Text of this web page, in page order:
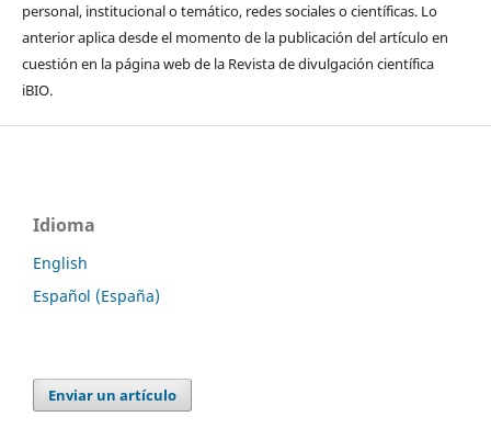
personal, institucional o temático, redes sociales o científicas. Lo
anterior aplica desde el momento de la publicación del artículo en
cuestión en la página web de la Revista de divulgación científica
iBIO.
Idioma
English
Español (España)
Enviar un artículo